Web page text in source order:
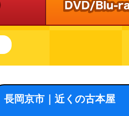
長岡京市｜近くの古本屋